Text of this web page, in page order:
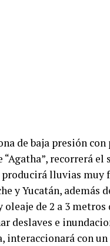
de baja presión
recorrerá el
producirá lluvias muy
y Yucatán, además
de 2 a 3 metros
deslaves e
interaccionará con un